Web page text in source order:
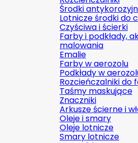
Środki
Lotnicze środki do
Czyściwa i ścierki
Farby i podkłady,
malowania
Emalie
Farby w aerozolu
Podkłady w
Rozcieńczalniki do
Taśmy maskujące
Znaczniki
Arkusze ścierne i
Oleje i smary
Oleje lotnicze
Smary lotnicze